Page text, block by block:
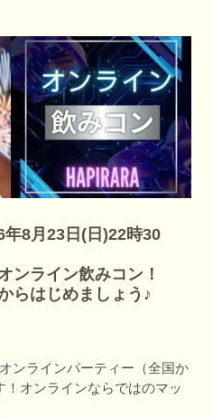
年8月23日(日)22時30
ンライン飲みコン！
らはじめましょう♪
ンラインパーティー（全国か
オンラインならではのマッ